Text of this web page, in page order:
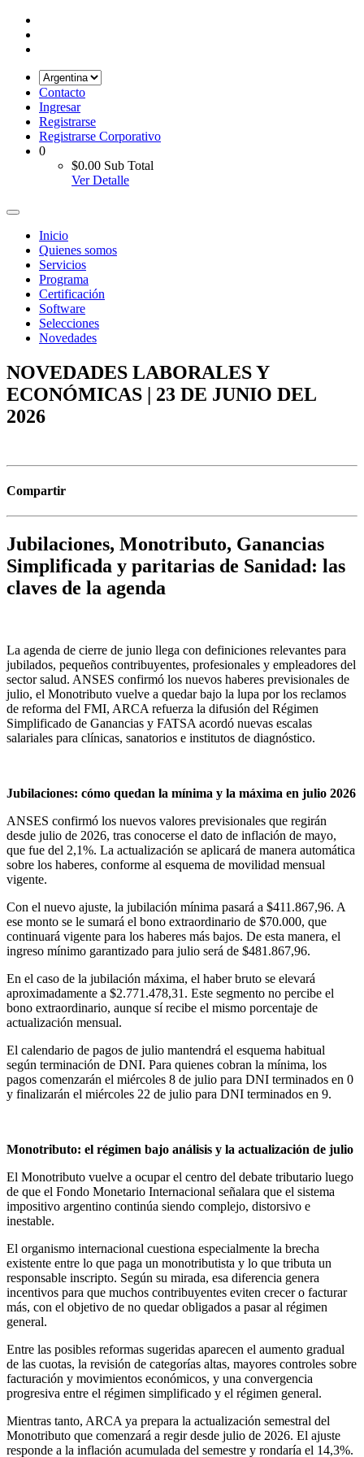
Contacto
Ingresar
Registrarse
Registrarse Corporativo
0
$0.00 Sub Total
Ver Detalle
Inicio
Quienes somos
Servicios
Programa
Certificación
Software
Selecciones
Novedades
NOVEDADES LABORALES Y
ECONÓMICAS | 23 DE JUNIO DEL
2026
Compartir
Jubilaciones, Monotributo, Ganancias
Simplificada y paritarias de Sanidad: las
claves de la agenda
La agenda de cierre de junio llega con definiciones relevantes para
jubilados, pequeños contribuyentes, profesionales y empleadores del
sector salud. ANSES confirmó los nuevos haberes previsionales de
julio, el Monotributo vuelve a quedar bajo la lupa por los reclamos
de reforma del FMI, ARCA refuerza la difusión del Régimen
Simplificado de Ganancias y FATSA acordó nuevas escalas
salariales para clínicas, sanatorios e institutos de diagnóstico.
Jubilaciones: cómo quedan la mínima y la máxima en julio 2026
ANSES confirmó los nuevos valores previsionales que regirán
desde julio de 2026, tras conocerse el dato de inflación de mayo,
que fue del 2,1%. La actualización se aplicará de manera automática
sobre los haberes, conforme al esquema de movilidad mensual
vigente.
Con el nuevo ajuste, la jubilación mínima pasará a $411.867,96. A
ese monto se le sumará el bono extraordinario de $70.000, que
continuará vigente para los haberes más bajos. De esta manera, el
ingreso mínimo garantizado para julio será de $481.867,96.
En el caso de la jubilación máxima, el haber bruto se elevará
aproximadamente a $2.771.478,31. Este segmento no percibe el
bono extraordinario, aunque sí recibe el mismo porcentaje de
actualización mensual.
El calendario de pagos de julio mantendrá el esquema habitual
según terminación de DNI. Para quienes cobran la mínima, los
pagos comenzarán el miércoles 8 de julio para DNI terminados en 0
y finalizarán el miércoles 22 de julio para DNI terminados en 9.
Monotributo: el régimen bajo análisis y la actualización de julio
El Monotributo vuelve a ocupar el centro del debate tributario luego
de que el Fondo Monetario Internacional señalara que el sistema
impositivo argentino continúa siendo complejo, distorsivo e
inestable.
El organismo internacional cuestiona especialmente la brecha
existente entre lo que paga un monotributista y lo que tributa un
responsable inscripto. Según su mirada, esa diferencia genera
incentivos para que muchos contribuyentes eviten crecer o facturar
más, con el objetivo de no quedar obligados a pasar al régimen
general.
Entre las posibles reformas sugeridas aparecen el aumento gradual
de las cuotas, la revisión de categorías altas, mayores controles sobre
facturación y movimientos económicos, y una convergencia
progresiva entre el régimen simplificado y el régimen general.
Mientras tanto, ARCA ya prepara la actualización semestral del
Monotributo que comenzará a regir desde julio de 2026. El ajuste
responde a la inflación acumulada del semestre y rondaría el 14,3%.